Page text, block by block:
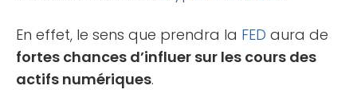
En effet, le sens que prendra la FED aura de
fortes chances d’influer sur les cours des
actifs numériques.